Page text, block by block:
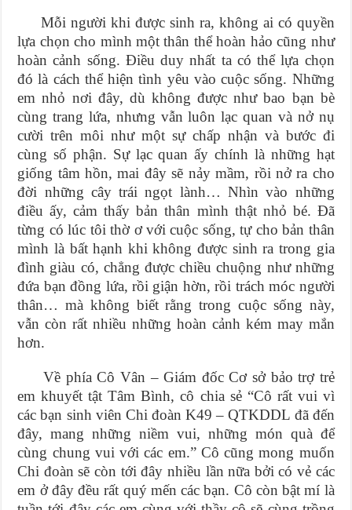
Mỗi người khi được sinh ra, không ai có quyền
lựa chọn cho mình một thân thể hoàn hảo cũng như
hoàn cảnh sống. Điều duy nhất ta có thể lựa chọn
đó là cách thể hiện tình yêu vào cuộc sống. Những
em nhỏ nơi đây, dù không được như bao bạn bè
cùng trang lứa, nhưng vẫn luôn lạc quan và nở nụ
cười trên môi như một sự chấp nhận và bước đi
cùng số phận. Sự lạc quan ấy chính là những hạt
giống tâm hồn, mai đây sẽ nảy mầm, rồi nở ra cho
đời những cây trái ngọt lành… Nhìn vào những
điều ấy, cảm thấy bản thân mình thật nhỏ bé. Đã
từng có lúc tôi thờ ơ với cuộc sống, tự cho bản thân
mình là bất hạnh khi không được sinh ra trong gia
đình giàu có, chẳng được chiều chuộng như những
đứa bạn đồng lứa, rồi giận hờn, rồi trách móc người
thân… mà không biết rằng trong cuộc sống này,
vẫn còn rất nhiều những hoàn cảnh kém may mắn
hơn.
Về phía Cô Vân – Giám đốc Cơ sở bảo trợ trẻ
em khuyết tật Tâm Bình, cô chia sẻ “Cô rất vui vì
các bạn sinh viên Chi đoàn K49 – QTKDDL đã đến
đây, mang những niềm vui, những món quà để
cùng chung vui với các em.” Cô cũng mong muốn
Chi đoàn sẽ còn tới đây nhiều lần nữa bởi có vẻ các
em ở đây đều rất quý mến các bạn. Cô còn bật mí là